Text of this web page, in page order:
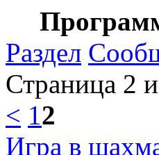
Раздел
Страница 2
< 12
Игра в